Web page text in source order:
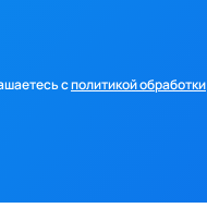
сполитикой обработки